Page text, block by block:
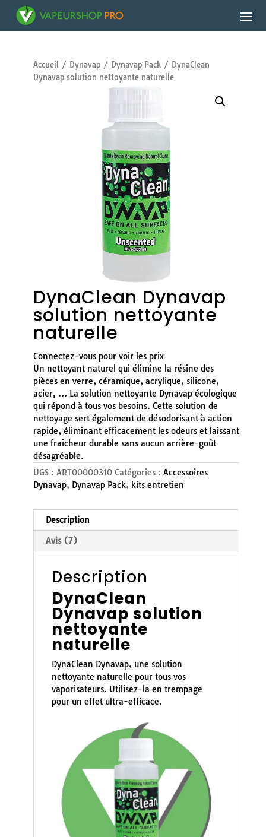
Accueil / Dynavap/ Dynavap Pack/ DynaClean
Dynavap solution nettoyante naturelle
DynaClean Dynavap
solution nettoyante
naturelle
Connectez-vous pour voir les prix
Un nettoyant naturel qui élimine la résine des
pièces en verre, céramique, acrylique, silicone,
acier, … La solution nettoyante Dynavap écologique
qui répond à tous vos besoins. Cette solution de
nettoyage sert également de désodorisant à action
rapide, éliminant efficacement les odeurs et laissant
une fraîcheur durable sans aucun arrière-goût
désagréable.
UGS : ART00000310 Catégories : Accessoires
Dynavap, Dynavap Pack, kits entretien
Description
Avis (7)
Description
DynaClean
Dynavap solution
nettoyante
naturelle
DynaClean Dynavap, une solution
nettoyante naturelle pour tous vos
vaporisateurs. Utilisez-la en trempage
pour un effet ultra-efficace.